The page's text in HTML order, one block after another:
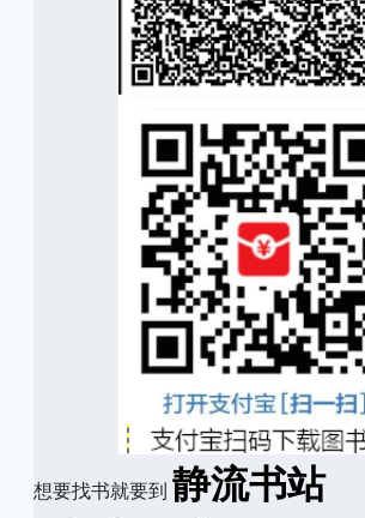
想要找书就要到 静流书站